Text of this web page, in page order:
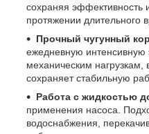
сохраняя эффективность
протяжении длительного
Прочный чугунный
ежедневную интенсивную
механическим нагрузкам,
сохраняет стабильную
Работа с жидкостью
применения насоса.
водоснабжения,